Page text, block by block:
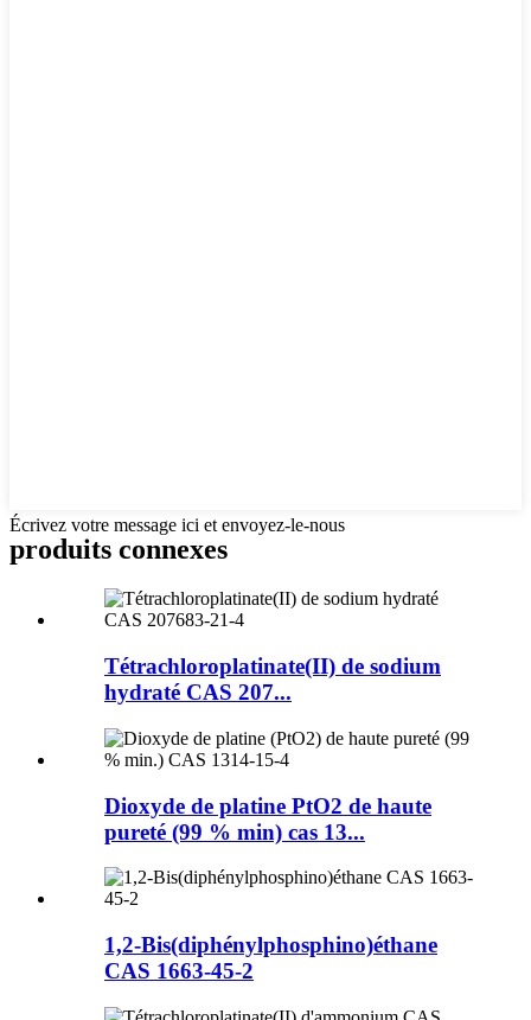
Écrivez votre message ici et envoyez-le-nous
produits connexes
Tétrachloroplatinate(II) de sodium
hydraté CAS 207...
Dioxyde de platine PtO2 de haute
pureté (99 % min) cas 13...
1,2-Bis(diphénylphosphino)éthane
CAS 1663-45-2